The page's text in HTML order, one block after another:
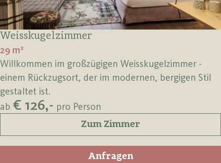
Weisskugelzimmer
29 m²
Willkommen im großzügigen Weisskugelzimmer -
einem Rückzugsort, der im modernen, bergigen Stil
gestaltet ist.
ab € 126,- pro Person
Zum Zimmer
Anfragen